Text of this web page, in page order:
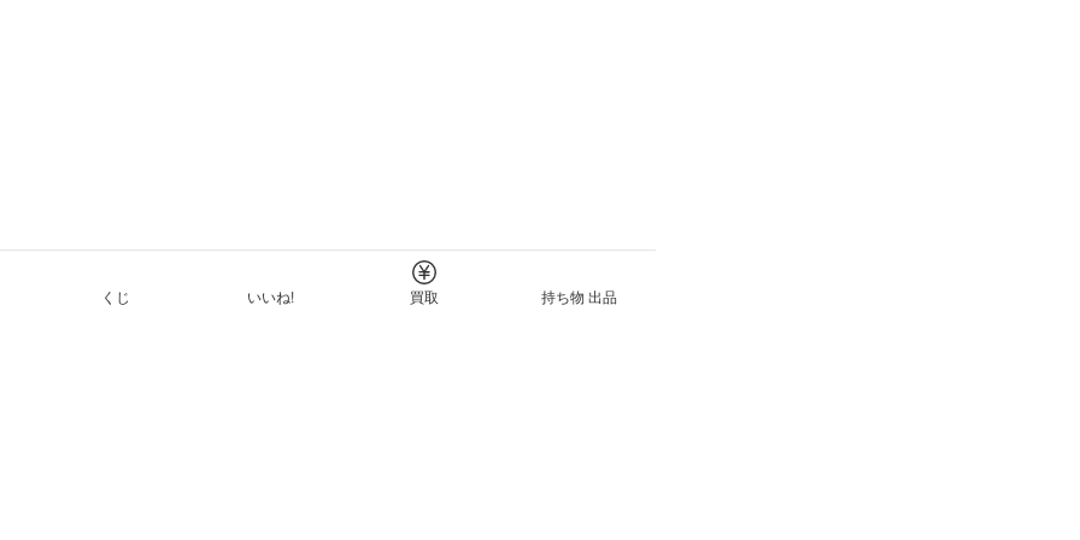
くじ いいね! 買取 持ち物 出品